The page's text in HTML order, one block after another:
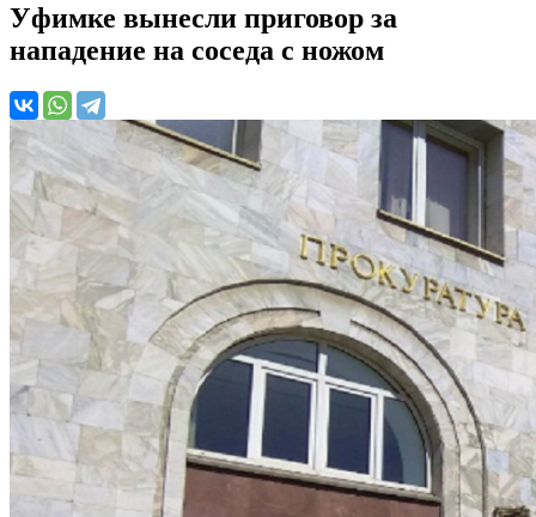
Уфимке вынесли приговор за
нападение на соседа с ножом